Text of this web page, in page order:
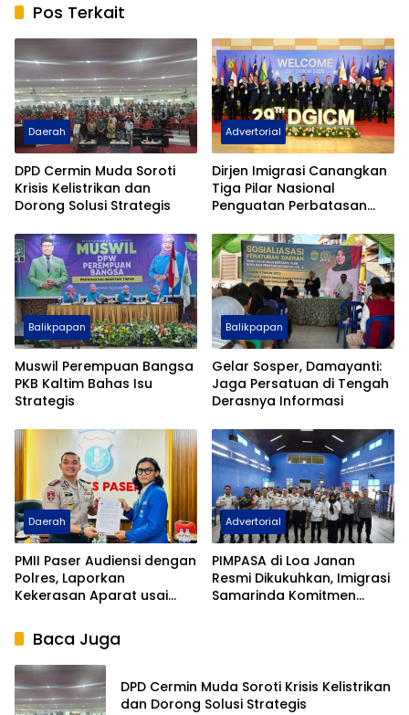
Pos Terkait
Daerah
DPD Cermin Muda Soroti
Krisis Kelistrikan dan
Dorong Solusi Strategis
Advertorial
Dirjen Imigrasi Canangkan
Tiga Pilar Nasional
Penguatan Perbatasan
DGICM 2026
Balikpapan
Muswil Perempuan Bangsa
PKB Kaltim Bahas Isu
Strategis
Balikpapan
Gelar Sosper, Damayanti:
Jaga Persatuan di Tengah
Derasnya Informasi
Daerah
PMII Paser Audiensi dengan
Polres, Laporkan
Kekerasan Aparat usai
Kaltim
Advertorial
PIMPASA di Loa Janan
Resmi Dikukuhkan, Imigrasi
Samarinda Komitmen
Baca Juga
DPD Cermin Muda Soroti Krisis Kelistrikan
dan Dorong Solusi Strategis